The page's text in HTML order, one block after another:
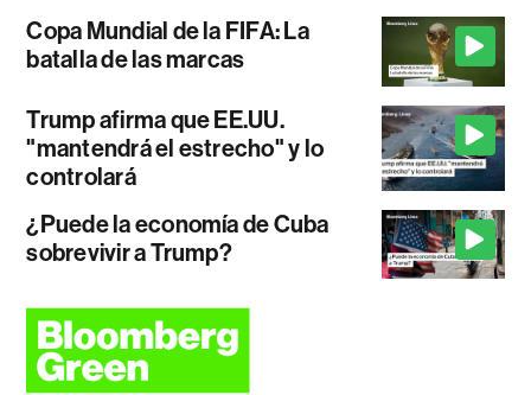
Copa Mundial de la FIFA: La
batalla de las marcas
Trump afirma que EE.UU.
"mantendrá el estrecho" y lo
controlará
¿Puede la economía de Cuba
sobrevivir a Trump?